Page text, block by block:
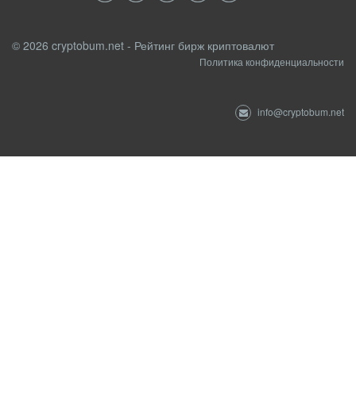
© 2026 cryptobum.net - Рейтинг бирж криптовалют
Политика конфиденциальности
info@cryptobum.net